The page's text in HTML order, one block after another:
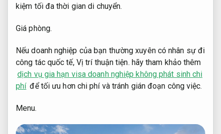
kiệm tối đa thời gian di chuyển.
Giá phòng.
Nếu doanh nghiệp của bạn thường xuyên có nhân sự đi
công tác quốc tế, Vị trí thuận tiện. hãy tham khảo thêm
dịch vụ gia hạn visa doanh nghiệp không phát sinh chi
phí để tối ưu hơn chi phí và tránh gián đoạn công việc.
Menu.